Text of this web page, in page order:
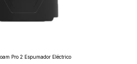
Pro 2 Espumador Eléctrico